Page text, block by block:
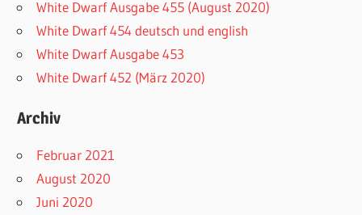
White Dwarf Ausgabe 455 (August 2020)
White Dwarf 454 deutsch und english
White Dwarf Ausgabe 453
White Dwarf 452 (März 2020)
Archiv
Februar 2021
August 2020
Juni 2020